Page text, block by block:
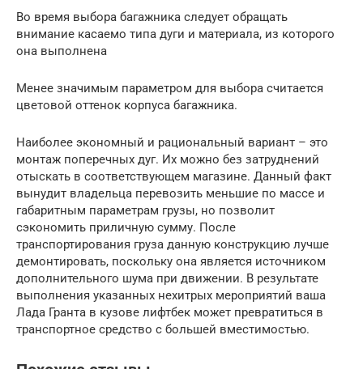
Во время выбора багажника следует обращать
внимание касаемо типа дуги и материала, из которого
она выполнена
Менее значимым параметром для выбора считается
цветовой оттенок корпуса багажника.
Наиболее экономный и рациональный вариант – это
монтаж поперечных дуг. Их можно без затруднений
отыскать в соответствующем магазине. Данный факт
вынудит владельца перевозить меньшие по массе и
габаритным параметрам грузы, но позволит
сэкономить приличную сумму. После
транспортирования груза данную конструкцию лучше
демонтировать, поскольку она является источником
дополнительного шума при движении. В результате
выполнения указанных нехитрых мероприятий ваша
Лада Гранта в кузове лифтбек может превратиться в
транспортное средство с большей вместимостью.